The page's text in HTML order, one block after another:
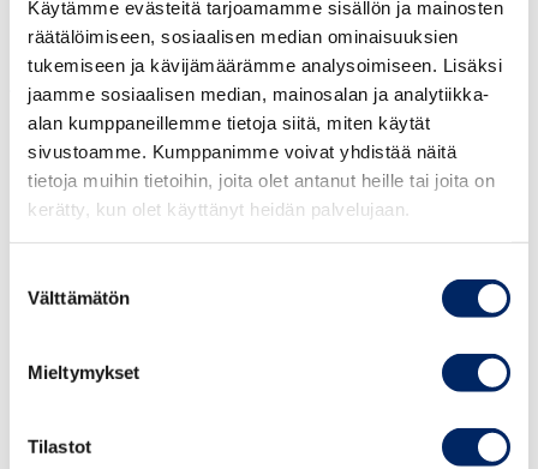
Käytämme evästeitä tarjoamamme sisällön ja mainosten
räätälöimiseen, sosiaalisen median ominaisuuksien
tukemiseen ja kävijämäärämme analysoimiseen. Lisäksi
jaamme sosiaalisen median, mainosalan ja analytiikka-
alan kumppaneillemme tietoja siitä, miten käytät
sivustoamme. Kumppanimme voivat yhdistää näitä
tietoja muihin tietoihin, joita olet antanut heille tai joita on
kerätty, kun olet käyttänyt heidän palvelujaan.
valinta
Välttämätön
Mieltymykset
Tilastot
kokemus onnistuneista investoinneista ja
innovaatioista. Viron digitaalinen infrastruktuuri
ja innovatiivinen, yritysystävällinen ilmapiiri
luovat houkuttelevan ympäristön
yritystoiminnan käynnistämiselle ja kasvulle.
Viro tarjoaa laajasti mahdollisuuksia ICT-,
teollisuus-, terveys-, puolustus- ja
energiasektoreilla suomalaisille yrityksille.
tuntua helpolta, sillä sijaitseehan Viro vain